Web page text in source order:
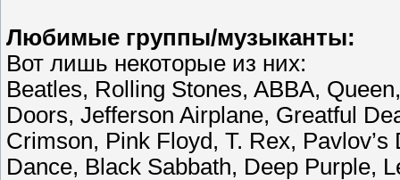
Любимые группы/музыканты:
Вот лишь некоторые из них:
Beatles, Rolling Stones, ABBA,
Doors, Jefferson Airplane, Greatful
Crimson, Pink Floyd, T. Rex,
Dance, Black Sabbath, Deep Purple,